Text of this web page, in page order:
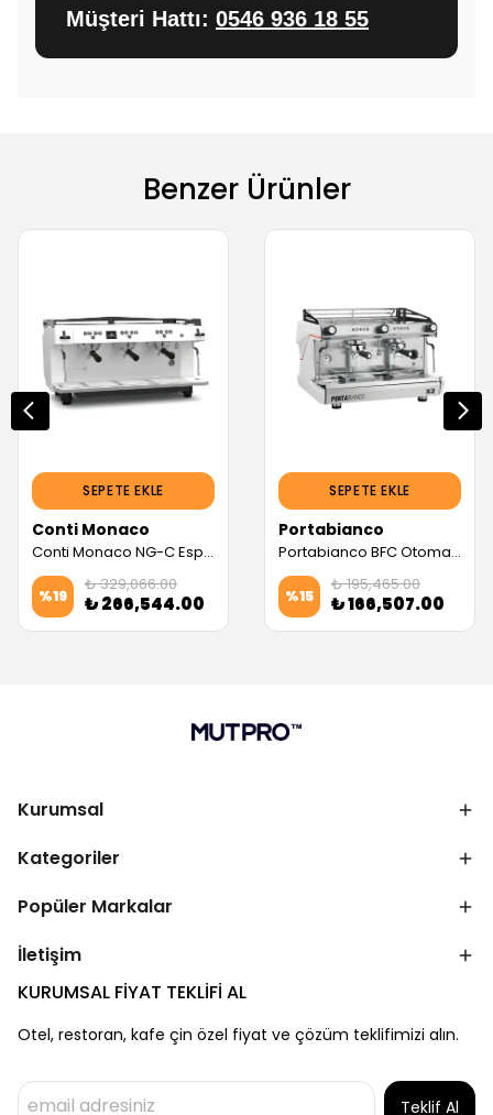
Müşteri Hattı: 0546 936 18 55
Benzer Ürünler
SEPETE EKLE
Conti Monaco
Conti Monaco NG-C Espresso Kahve Makinesi, Beyaz (3 Gruplu, Dozaj Ayarlı) (Servis Garantili)
%19
₺ 329,066.00
₺ 266,544.00
SEPETE EKLE
Portabianco
Portabianco BFC Otomatik Espresso Kahve Makinesi (2 Gruplu Yüksek Şase) (Servis Garantili)
%15
₺ 195,465.00
₺ 166,507.00
Kurumsal
Kategoriler
Popüler Markalar
İletişim
KURUMSAL FİYAT TEKLİFİ AL
Otel, restoran, kafe çin özel fiyat ve çözüm teklifimizi alın.
Teklif Al